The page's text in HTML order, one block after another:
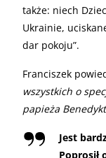
także: niech
Ukrainie,
dar pokoju”.
Franciszek
wszystkich o
papieża
Jest
Poprosił